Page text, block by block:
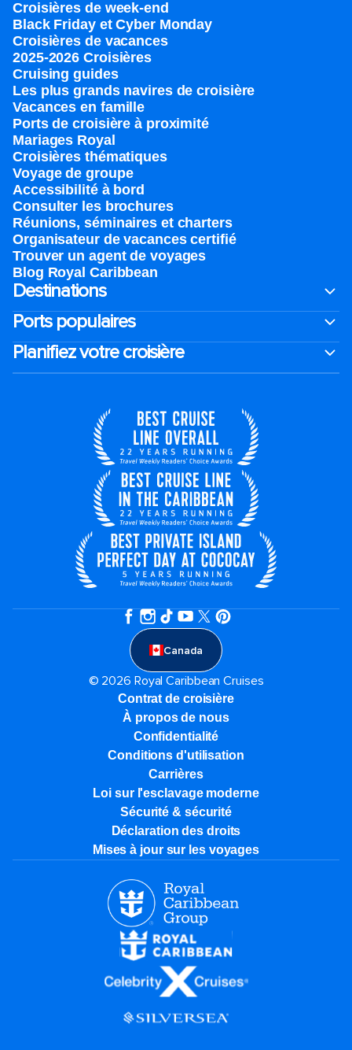
Croisières de week-end
Black Friday et Cyber Monday
Croisières de vacances
2025-2026 Croisières
Cruising guides
Les plus grands navires de croisière
Vacances en famille
Ports de croisière à proximité
Mariages Royal
Croisières thématiques
Voyage de groupe​
Accessibilité à bord​
Consulter les brochures
Réunions, séminaires et charters
Organisateur de vacances certifié
Trouver un agent de voyages
Blog Royal Caribbean
Destinations
Ports populaires
Planifiez votre croisière
Canada
© 2026 Royal Caribbean Cruises
Contrat de croisière
À propos de nous
Confidentialité
Conditions d'utilisation
Carrières
Loi sur l'esclavage moderne
Sécurité & sécurité
Déclaration des droits
Mises à jour sur les voyages